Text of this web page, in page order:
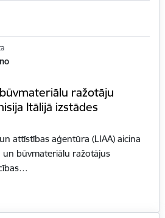
ražotāju
Itālijā izstādes
attīstības aģentūra (LIAA) aicina
un būvmateriālu ražotājus